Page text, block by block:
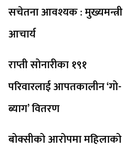
सचेतना आवश्यक : मुख्यमन्त्री
आचार्य
राप्ती सोनारीका १९१
परिवारलाई आपतकालीन ‘गो-
ब्याग’ वितरण
बोक्सीको आरोपमा महिलाको